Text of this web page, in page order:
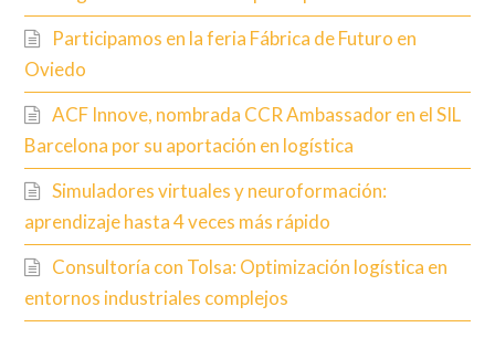
Participamos en la feria Fábrica de Futuro en
Oviedo
ACF Innove, nombrada CCR Ambassador en el SIL
Barcelona por su aportación en logística
Simuladores virtuales y neuroformación:
aprendizaje hasta 4 veces más rápido
Consultoría con Tolsa: Optimización logística en
entornos industriales complejos